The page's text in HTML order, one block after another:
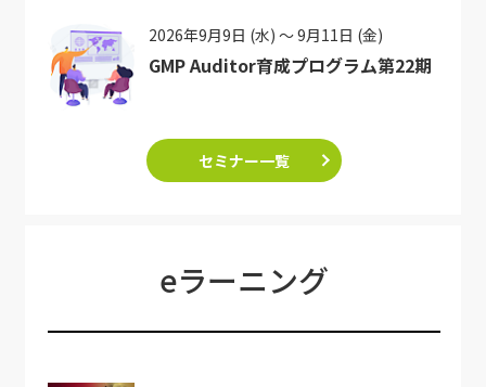
2026年9月9日 (水) ～ 9月11日 (金)
GMP Auditor育成プログラム第22期
セミナー一覧
eラーニング